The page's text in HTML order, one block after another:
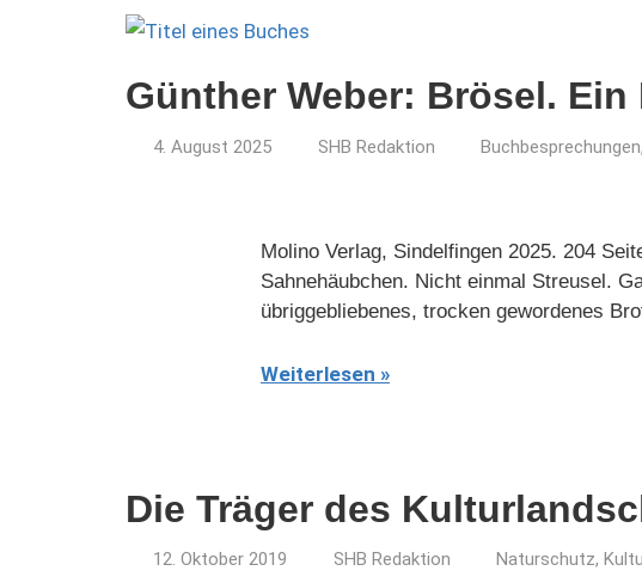
Günther Weber: Brösel.
4. August 2025 SHB Redaktion Buchbesprechungen,
Molino Verlag, Sindelfingen 2025. 204
Sahnehäubchen. Nicht einmal Streusel.
übriggebliebenes, trocken gewordenes
Weiterlesen
Die Träger des
12. Oktober 2019 SHB Redaktion Naturschutz,